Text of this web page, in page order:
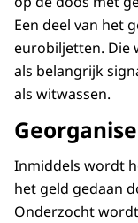
Een deel van het
eurobiljetten. Die
als belangrijk
als witwassen.
Inmiddels wordt
het geld gedaan
Onderzocht